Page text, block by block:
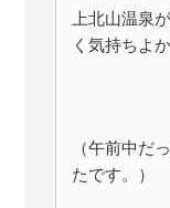
上北山温泉
く気持ちよ
（午前中
たです。）